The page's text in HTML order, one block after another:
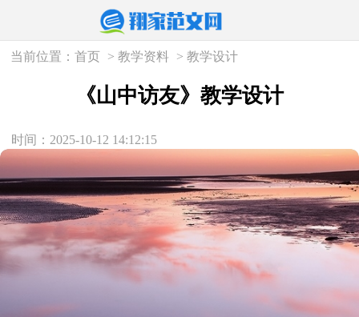
当前位置：首页 >教学资料 >教学设计
《山中访友》教学设计
时间：2025-10-12 14:12:15